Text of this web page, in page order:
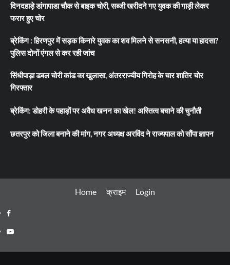
दिनदहाड़े डांगापाडा चौक से बाइक चोरी, सब्जी खरीदने गए युवक की गाड़ी लेकर
फरार हुए चोर
ब्रेकिंग : हिरणपुर में सड़क किनारे युवक का शव मिलने से सनसनी, हत्या या हादसा?
पुलिस दोनों एंगल से कर रही जांच
सिंधीपाड़ा डबल चोरी कांड का खुलासा, अंतरराज्यीय गिरोह के चार शातिर चोर
गिरफ्तार
ब्रेकिंग: डोहरी के पहाड़ों पर अवैध खनन का खेल! अस्तित्व बचाने की चुनौती
छतरपुर को जिला बनाने की मांग, नगर अध्यक्ष अरविंद ने राज्यपाल को सौंपा ज्ञापन
Home क्राइम Login
Facebook
Youtube